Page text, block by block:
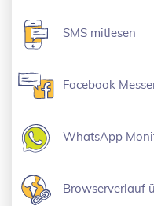
SMS mitlesen
Facebook
WhatsApp
Browserverlauf